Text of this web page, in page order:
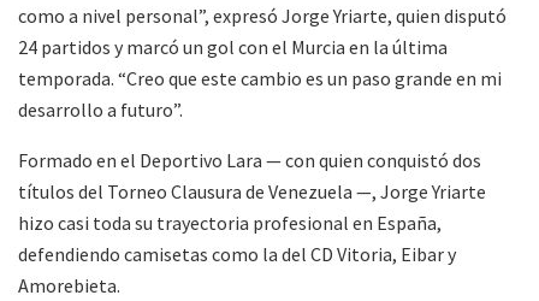
como a nivel personal”, expresó Jorge Yriarte, quien disputó
24 partidos y marcó un gol con el Murcia en la última
temporada. “Creo que este cambio es un paso grande en mi
desarrollo a futuro”.
Formado en el Deportivo Lara — con quien conquistó dos
títulos del Torneo Clausura de Venezuela —, Jorge Yriarte
hizo casi toda su trayectoria profesional en España,
defendiendo camisetas como la del CD Vitoria, Eibar y
Amorebieta.